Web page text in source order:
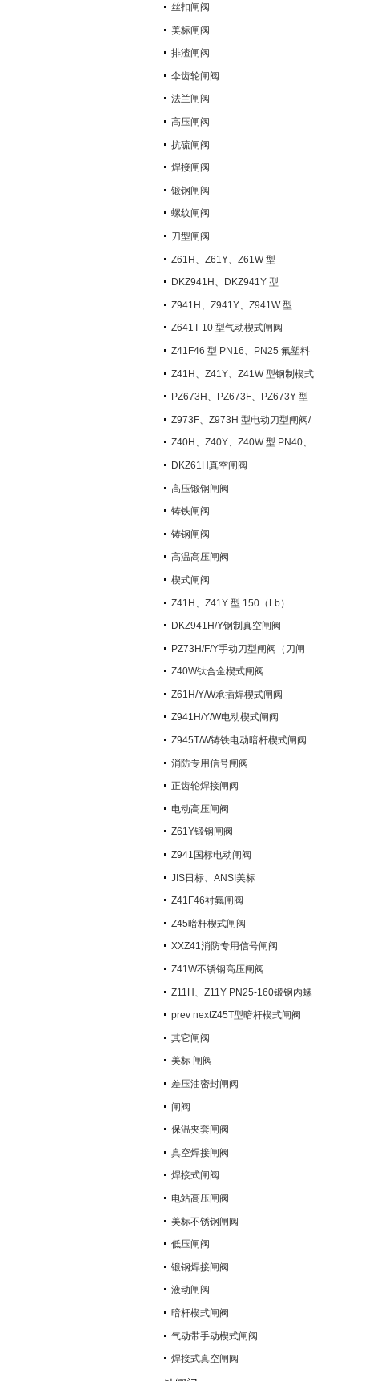
丝扣闸阀
美标闸阀
排渣闸阀
伞齿轮闸阀
法兰闸阀
高压闸阀
抗硫闸阀
焊接闸阀
锻钢闸阀
螺纹闸阀
刀型闸阀
Z61H、Z61Y、Z61W 型
PN100~PN160 承插焊楔式闸阀
DKZ941H、DKZ941Y 型
PN10~PN100 钢制真空闸阀
Z941H、Z941Y、Z941W 型
PN100~PN200 钢制电动楔式闸阀
Z641T-10 型气动楔式闸阀
Z41F46 型 PN16、PN25 氟塑料
衬里楔式闸阀
Z41H、Z41Y、Z41W 型钢制楔式
闸阀PZ673H、PZ673F、PZ673Y 型
气动刀型闸阀/刀闸阀
Z973F、Z973H 型电动刀型闸阀/
刀闸阀
Z40H、Z40Y、Z40W 型 PN40、
PN63 钢制楔式闸阀
DKZ61H真空闸阀
高压锻钢闸阀
铸铁闸阀
铸钢闸阀
高温高压闸阀
楔式闸阀
Z41H、Z41Y 型 150（Lb）
~600（Lb） 钢制楔式闸阀
DKZ941H/Y钢制真空闸阀
PZ73H/F/Y手动刀型闸阀（刀闸
阀）Z40W钛合金楔式闸阀
Z61H/Y/W承插焊楔式闸阀
Z941H/Y/W电动楔式闸阀
Z945T/W铸铁电动暗杆楔式闸阀
消防专用信号闸阀
正齿轮焊接闸阀
电动高压闸阀
Z61Y锻钢闸阀
Z941国标电动闸阀
JIS日标、ANSI美标
Z41F46衬氟闸阀
Z45暗杆楔式闸阀
XXZ41消防专用信号闸阀
Z41W不锈钢高压闸阀
Z11H、Z11Y PN25-160锻钢内螺
纹楔式闸阀
prev nextZ45T型暗杆楔式闸阀
其它闸阀
美标 闸阀
差压油密封闸阀
闸阀
保温夹套闸阀
真空焊接闸阀
焊接式闸阀
电站高压闸阀
美标不锈钢闸阀
低压闸阀
锻钢焊接闸阀
液动闸阀
暗杆楔式闸阀
气动带手动楔式闸阀
焊接式真空闸阀